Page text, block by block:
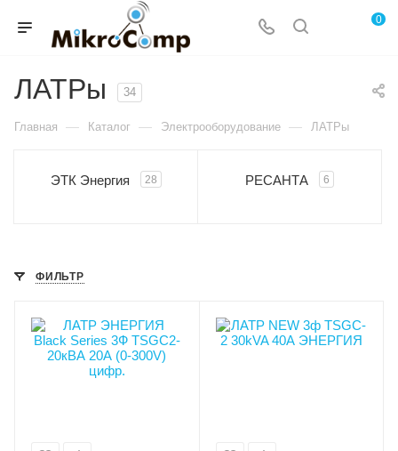
0
ЛАТРы 34
Главная — Каталог — Электрооборудование — ЛАТРы
ЭТК Энергия 28 РЕСАНТА 6
ФИЛЬТР